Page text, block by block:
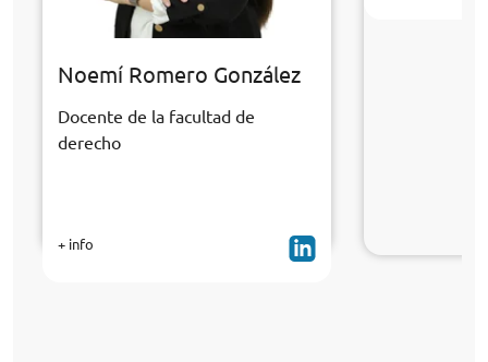
Noemí Romero González
Docente de la facultad de
derecho
+ info